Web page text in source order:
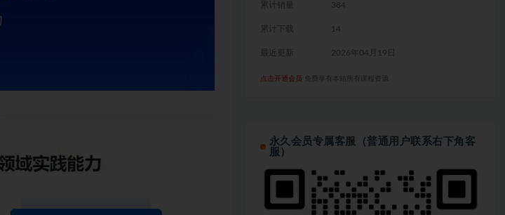
累计销量 384
累计下载 14
最近更新 2026年04月19日
点击开通会员 免费享有本站所有课程资源
永久会员专属客服（普通用户联系右下角客
服）